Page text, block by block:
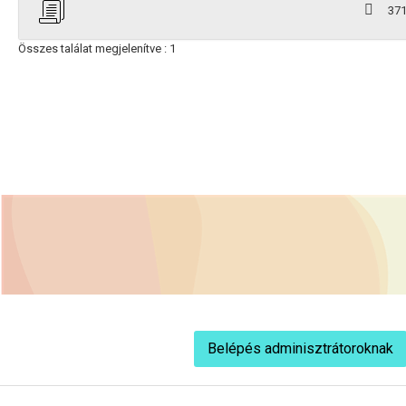
371
Összes találat megjelenítve : 1
Belépés adminisztrátoroknak